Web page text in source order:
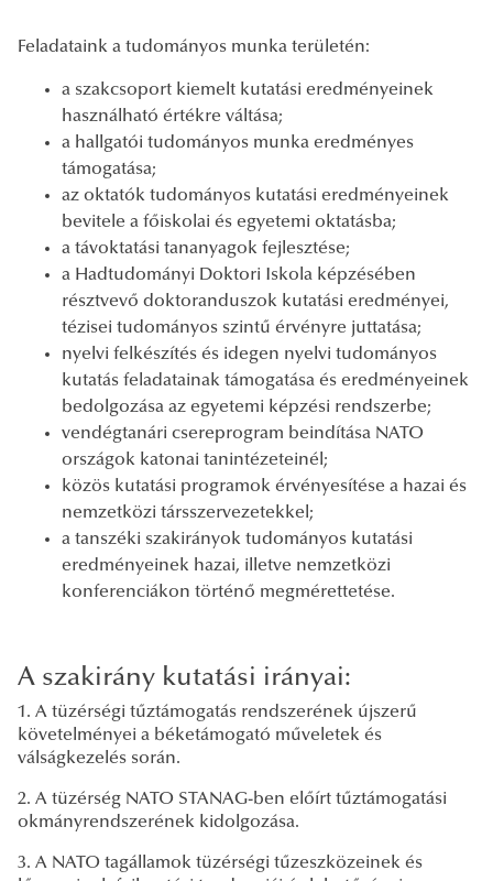
Feladataink a tudományos munka területén:
a szakcsoport kiemelt kutatási eredményeinek
használható értékre váltása;
a hallgatói tudományos munka eredményes
támogatása;
az oktatók tudományos kutatási eredményeinek
bevitele a főiskolai és egyetemi oktatásba;
a távoktatási tananyagok fejlesztése;
a Hadtudományi Doktori Iskola képzésében
résztvevő doktoranduszok kutatási eredményei,
tézisei tudományos szintű érvényre juttatása;
nyelvi felkészítés és idegen nyelvi tudományos
kutatás feladatainak támogatása és eredményeinek
bedolgozása az egyetemi képzési rendszerbe;
vendégtanári csereprogram beindítása NATO
országok katonai tanintézeteinél;
közös kutatási programok érvényesítése a hazai és
nemzetközi társszervezetekkel;
a tanszéki szakirányok tudományos kutatási
eredményeinek hazai, illetve nemzetközi
konferenciákon történő megmérettetése.
A szakirány kutatási irányai:
1. A tüzérségi tűztámogatás rendszerének újszerű
követelményei a béketámogató műveletek és
válságkezelés során.
2. A tüzérség NATO STANAG-ben előírt tűztámogatási
okmányrendszerének kidolgozása.
3. A NATO tagállamok tüzérségi tűzeszközeinek és